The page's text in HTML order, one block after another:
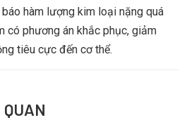
hàm lượng kim loại nặng quá
có phương án khắc phục, giảm
tiêu cực đến cơ thể.